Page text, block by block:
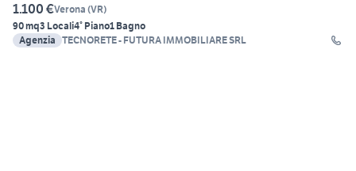
1.100 €Verona (VR)
90 mq3 Locali4° Piano1 Bagno
Agenzia TECNORETE - FUTURA IMMOBILIARE SRL